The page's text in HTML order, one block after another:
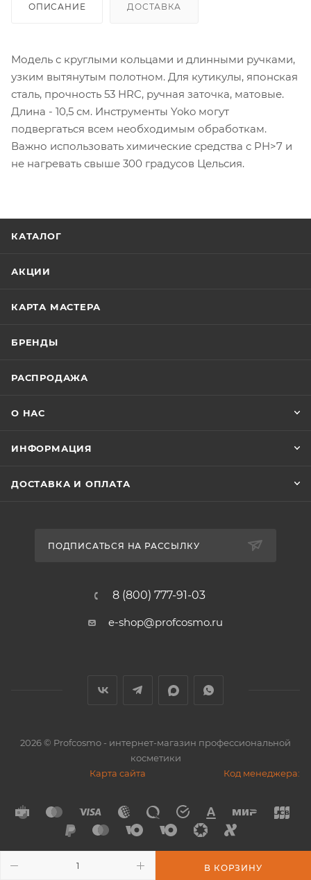
В КОРЗИНУ
ОПИСАНИЕ ДОСТАВКА
Модель с круглыми кольцами и длинными ручками,
узким вытянутым полотном. Для кутикулы, японская
сталь, прочность 53 HRC, ручная заточка, матовые.
Длина - 10,5 см. Инструменты Yoko могут
подвергаться всем необходимым обработкам.
Важно использовать химические средства с PH>7 и
не нагревать свыше 300 градусов Цельсия.
КАТАЛОГ
АКЦИИ
КАРТА МАСТЕРА
БРЕНДЫ
РАСПРОДАЖА
О НАС
ИНФОРМАЦИЯ
ДОСТАВКА И ОПЛАТА
ПОДПИСАТЬСЯ НА РАССЫЛКУ
8 (800) 777-91-03
e-shop@profcosmo.ru
2026© Profcosmo - интернет-магазин профессиональной
косметики
Карта сайта
Код менеджера: